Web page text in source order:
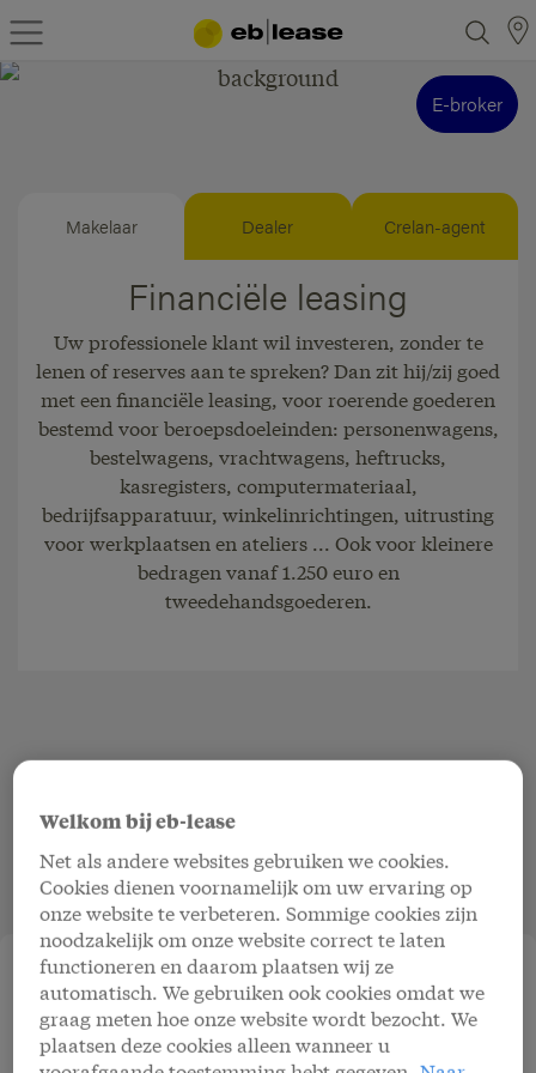
E-broker
Makelaar Dealer Crelan-agent
Financiële leasing
Uw professionele klant wil investeren, zonder te
lenen of reserves aan te spreken? Dan zit hij/zij goed
met een financiële leasing, voor roerende goederen
bestemd voor beroepsdoeleinden: personenwagens,
bestelwagens, vrachtwagens, heftrucks,
kasregisters, computermateriaal,
bedrijfsapparatuur, winkelinrichtingen, uitrusting
voor werkplaatsen en ateliers ... Ook voor kleinere
bedragen vanaf 1.250 euro en
tweedehandsgoederen.
Voordelen voor uw
professionele klant
Financiële leasing tast de leencapaciteit van
uw klant niet aan, waardoor bestaande
kredietlijnen vrij blijven voor andere
doeleinden.
Welkom bij eb-lease
Net als andere websites gebruiken we cookies.
Cookies dienen voornamelijk om uw ervaring op
onze website te verbeteren. Sommige cookies zijn
noodzakelijk om onze website correct te laten
functioneren en daarom plaatsen wij ze
automatisch. We gebruiken ook cookies omdat we
graag meten hoe onze website wordt bezocht. We
plaatsen deze cookies alleen wanneer u